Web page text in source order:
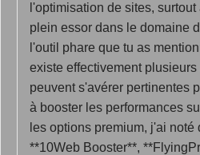
l'optimisation de sites,
plein essor dans le domaine
l'outil phare que tu as
existe effectivement
peuvent s'avérer pertinentes
à booster les performances
les options premium, j'ai
**10Web Booster**,